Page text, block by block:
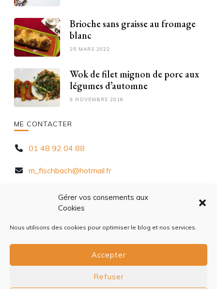
Gérer vos consements aux
Cookies
Nous utilisons des cookies pour optimiser le blog et nos services.
Accepter
Refuser
Brioche sans graisse au fromage
blanc
25 MARS 2022
Wok de filet mignon de porc aux
légumes d’automne
9 NOVEMBRE 2016
ME CONTACTER
01 48 92 04 88
m_fischbach@hotmail.fr
10 Rue Chèvre d'Autreville, 94320 Thiais
CONFIDENTIALITÉ